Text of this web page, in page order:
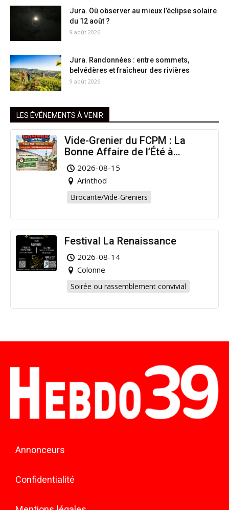
Jura. Où observer au mieux l’éclipse solaire
du 12 août ?
9 août 2026
Jura. Randonnées : entre sommets,
belvédères et fraîcheur des rivières
9 août 2026
LES ÉVÉNEMENTS À VENIR
Vide-Grenier du FCPM : La
Bonne Affaire de l’Été à
Arinthod !
2026-08-15
Arinthod
Brocante/Vide-Greniers
Festival La Renaissance
2026-08-14
Colonne
Soirée ou rassemblement convivial